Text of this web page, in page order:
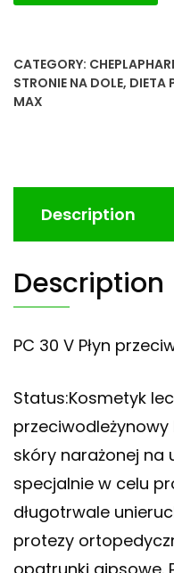
CATEGORY:
STRONIE NA DOLE, DIETA
MAX
Description
Description
PC 30 V Płyn
Status:Kosmetyk
przeciwodleżynowy
skóry narażonej na
specjalnie w celu
długotrwale
protezy